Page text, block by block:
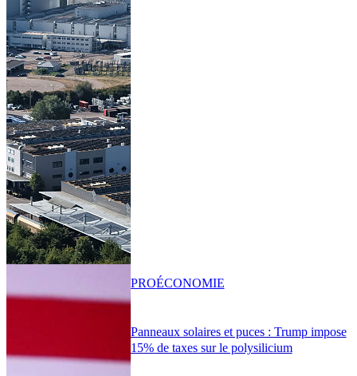
Panneaux solaires et puces : Trump impose
15% de taxes sur le polysilicium
PROÉCONOMIE